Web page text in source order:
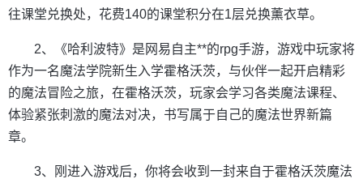
往课堂兑换处，花费140的课堂积分在1层兑换薰衣草。
2、《哈利波特》是网易自主**的rpg手游，游戏中玩家将
作为一名魔法学院新生入学霍格沃茨，与伙伴一起开启精彩
的魔法冒险之旅，在霍格沃茨，玩家会学习各类魔法课程、
体验紧张刺激的魔法对决，书写属于自己的魔法世界新篇
章。
3、刚进入游戏后，你将会收到一封来自于霍格沃茨魔法